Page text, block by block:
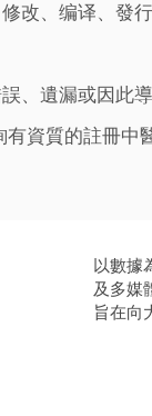
改、编译、
遺漏或因此
資質的註冊
以數據
及多媒
旨在向